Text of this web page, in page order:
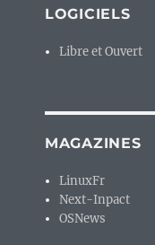
LOGICIELS
Libre et Ouvert
MAGAZINES
LinuxFr
Next-Inpact
OSNews